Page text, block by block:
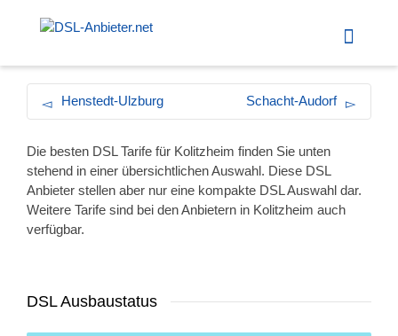
Henstedt-Ulzburg Schacht-Audorf
Die besten DSL Tarife für Kolitzheim finden Sie unten
stehend in einer übersichtlichen Auswahl. Diese DSL
Anbieter stellen aber nur eine kompakte DSL Auswahl dar.
Weitere Tarife sind bei den Anbietern in Kolitzheim auch
verfügbar.
DSL Ausbaustatus